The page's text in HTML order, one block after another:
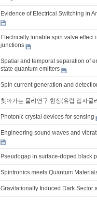
Evidence of Electrical Switching in
Electrically tunable spin valve effect
junctions
Spatial and temporal separation of
state quantum emitters
Spin current generation and
찾아가는 물리연구 현장(유럽 입자물
Photonic crystal devices for sensing
Engineering sound waves and
Pseudogap in surface-doped black
Spintronics meets Quantum
Gravitationally Induced Dark Sector